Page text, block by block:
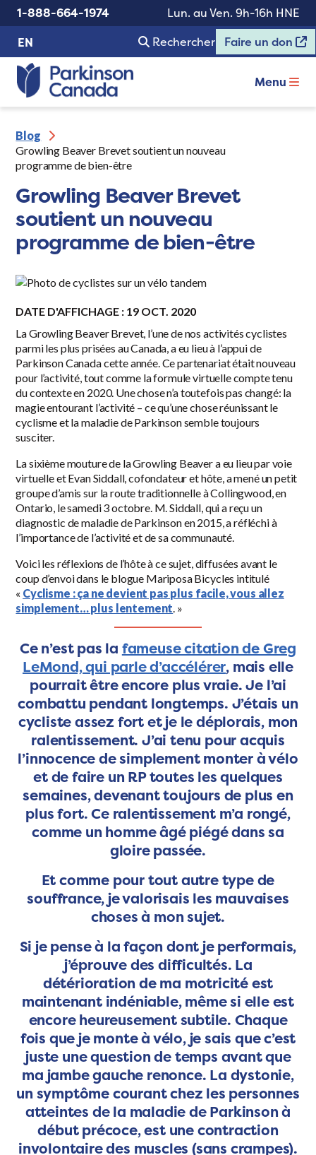
1-888-664-1974
Lun. au Ven. 9h-16h HNE
EN
Rechercher Faire un don
Menu
Blog
Growling Beaver Brevet soutient un nouveau
programme de bien-être
Growling Beaver Brevet
soutient un nouveau
programme de bien-être
DATE D'AFFICHAGE : 19 OCT. 2020
La Growling Beaver Brevet, l’une de nos activités cyclistes
parmi les plus prisées au Canada, a eu lieu à l’appui de
Parkinson Canada cette année. Ce partenariat était nouveau
pour l’activité, tout comme la formule virtuelle compte tenu
du contexte en 2020. Une chose n’a toutefois pas changé: la
magie entourant l’activité – ce qu’une chose réunissant le
cyclisme et la maladie de Parkinson semble toujours
susciter.
La sixième mouture de la Growling Beaver a eu lieu par voie
virtuelle et Evan Siddall, cofondateur et hôte, a mené un petit
groupe d’amis sur la route traditionnelle à Collingwood, en
Ontario, le samedi 3 octobre. M. Siddall, qui a reçu un
diagnostic de maladie de Parkinson en 2015, a réfléchi à
l’importance de l’activité et de sa communauté.
Voici les réflexions de l’hôte à ce sujet, diffusées avant le
coup d’envoi dans le blogue Mariposa Bicycles intitulé
« Cyclisme : ça ne devient pas plus facile, vous allez
simplement… plus lentement. »
Ce n’est pas la fameuse citation de Greg
LeMond, qui parle d’accélérer, mais elle
pourrait être encore plus vraie. Je l’ai
combattu pendant longtemps. J’étais un
cycliste assez fort et je le déplorais, mon
ralentissement. J’ai tenu pour acquis
l’innocence de simplement monter à vélo
et de faire un RP toutes les quelques
semaines, devenant toujours de plus en
plus fort. Ce ralentissement m’a rongé,
comme un homme âgé piégé dans sa
gloire passée.
Et comme pour tout autre type de
souffrance, je valorisais les mauvaises
choses à mon sujet.
Si je pense à la façon dont je performais,
j’éprouve des difficultés. La
détérioration de ma motricité est
maintenant indéniable, même si elle est
encore heureusement subtile. Chaque
fois que je monte à vélo, je sais que c’est
juste une question de temps avant que
ma jambe gauche renonce. La dystonie,
un symptôme courant chez les personnes
atteintes de la maladie de Parkinson à
début précoce, est une contraction
involontaire des muscles (sans crampes).